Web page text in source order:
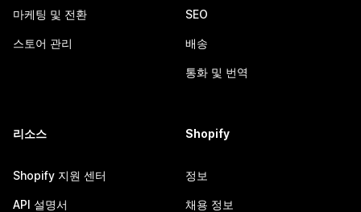
마케팅 및 전환
스토어 관리
SEO
배송
통화 및 번역
리소스
Shopify 지원 센터
API 설명서
Shopify
정보
채용 정보